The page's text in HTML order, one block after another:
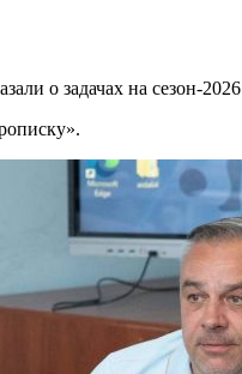
о задачах на сезон-2026